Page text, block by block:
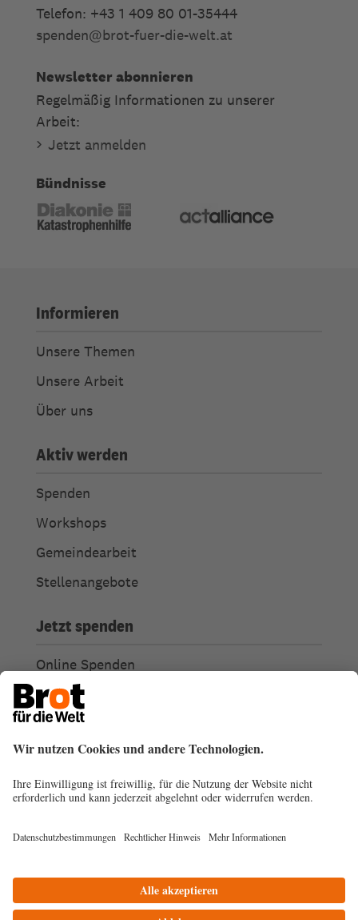
Telefon: +43 1 409 80 01-35444
spenden@brot-fuer-die-welt.at
Newsletter abonnieren
Regelmäßig Informationen zu unserer
Arbeit:
Jetzt anmelden
Bündnisse
Informieren
Unsere Themen
Unsere Arbeit
Über uns
Aktiv werden
Spenden
Workshops
Gemeindearbeit
Stellenangebote
Jetzt spenden
Online Spenden
Weitere Spendenmöglichkeiten
Ich habe Fragen zu meiner Spende
Spendengütesiegel
Transparenz
© 2026
Impressum Datenschutz